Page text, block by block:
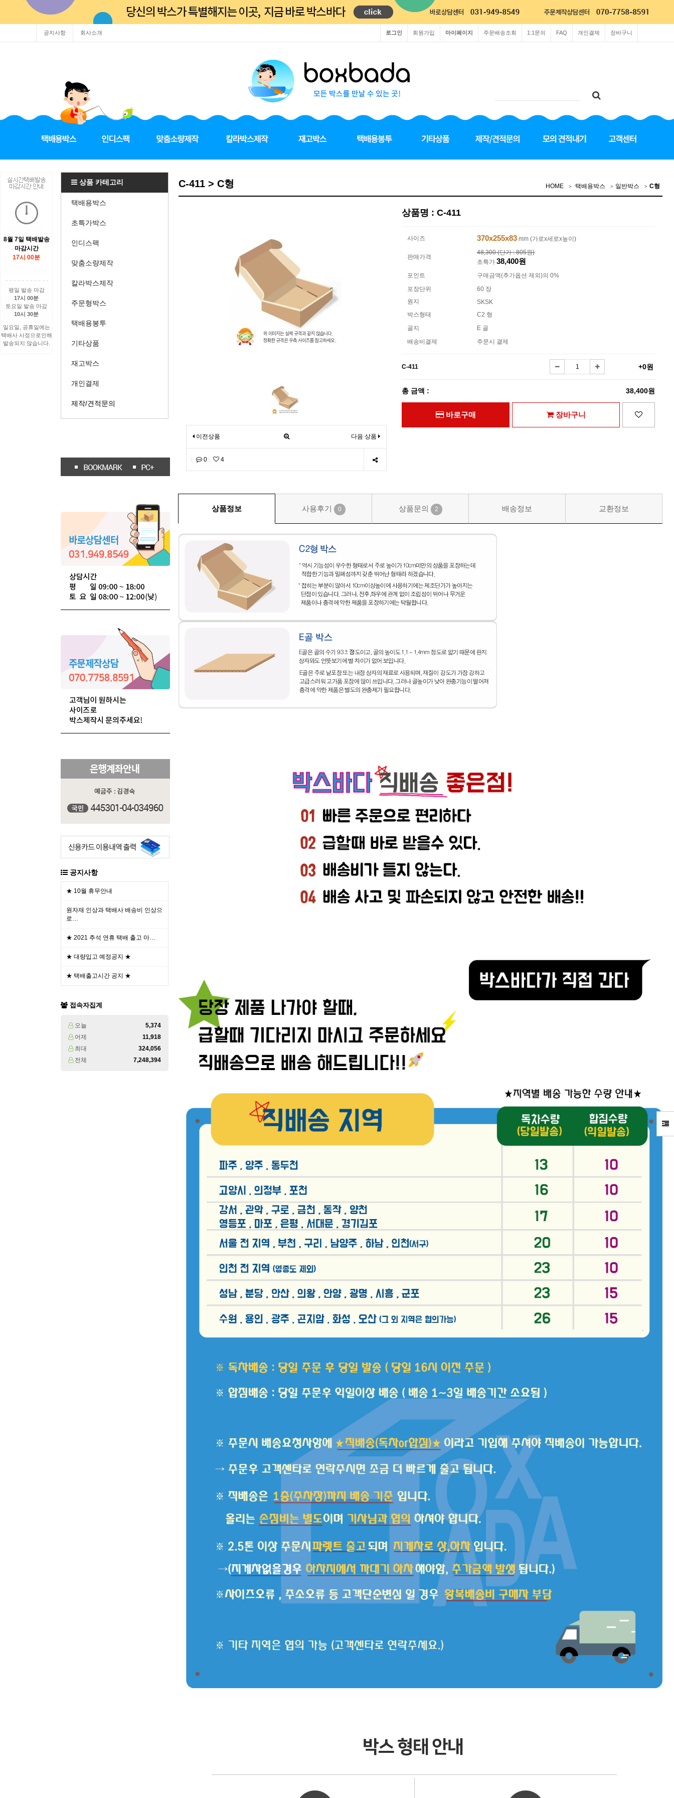
공지사항 회사소개 장바구니
개인결제
FAQ
1:1문의
주문배송조회
마이페이지
회원가입
로그인
8월 7일 택배발송
마감시간
17시 00분
평일 발송 마감
17시 00분
토요일 발송 마감
10시 30분
일요일, 공휴일에는
택배사 사정으로인해
발송되지 않습니다.
상품 카테고리
택배용박스
초특가박스
인디스팩
맞춤소량제작
칼라박스제작
주문형박스
택배용봉투
기타상품
재고박스
개인결제
제작/견적문의
공지사항
★ 10월 휴무안내
원자재 인상과 택배사 배송비 인상으
로…
★ 2021 추석 연휴 택배 출고 마…
★ 대량입고 예정공지 ★
★ 택배출고시간 공지 ★
접속자집계
오늘
5,374
어제
11,918
최대
324,056
전체
7,248,394
C-411 > C형 HOME 택배용박스 일반박스 C형
이전상품 다음 상품
0 4
상품명 : C-411
사이즈 370x255x83 mm (가로x세로x높이)
판매가격
48,300 (단가 : 805원)
초특가 38,400원
포인트
구매금액(추가옵션 제외)의 0%
포장단위
60 장
원지
SKSK
박스형태
C2 형
골지
E 골
배송비결제
주문시 결제
C-411 +0원
총 금액 : 38,400원
바로구매 장바구니
상품정보 사용후기 0 상품문의 2 배송정보 교환정보